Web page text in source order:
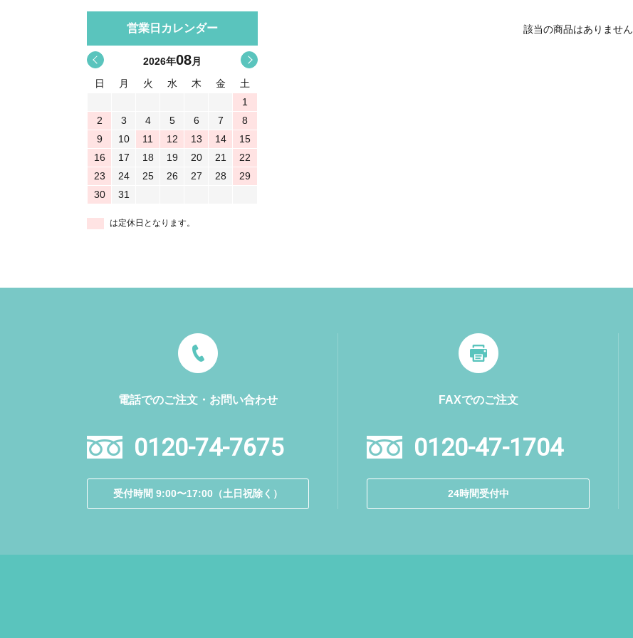
営業日カレンダー
< 2026年08月
日
月 火 水 木 金
土
1
2
3 4 5 6 7
8
9
10 11 12 13 14
15
16
17 18 19 20 21
22
23
24 25 26 27 28
29
30
31
は定休日となります。
該当の商品はありません
電話でのご注文・お問い合わせ
0120-74-7675
受付時間 9:00〜17:00（土日祝除く）
FAXでのご注文
0120-47-1704
24時間受付中